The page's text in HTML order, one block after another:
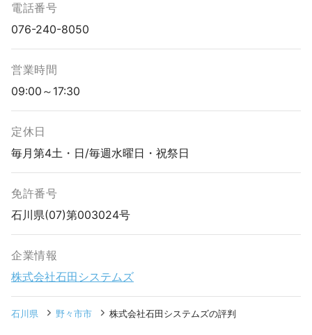
電話番号
076-240-8050
営業時間
09:00～17:30
定休日
毎月第4土・日/毎週水曜日・祝祭日
免許番号
石川県(07)第003024号
企業情報
株式会社石田システムズ
石川県 野々市市 株式会社石田システムズの評判